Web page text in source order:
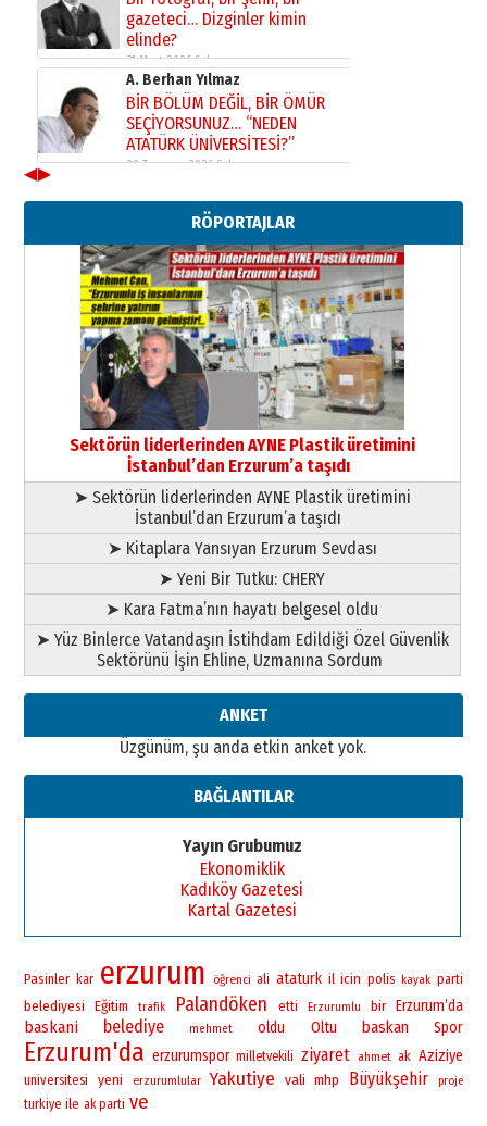
gazeteci… Dizginler kimin
elinde?
31 Mart 2026 Salı
A. Berhan Yılmaz
BİR BÖLÜM DEĞİL, BİR ÖMÜR
SEÇİYORSUNUZ… “NEDEN
ATATÜRK ÜNİVERSİTESİ?”
28 Temmuz 2026 Salı
Ahmed Yesevi’den bir Alperen…
”Reisimiz” idi… Hakka yürüdü.!
26 Mart 2026 Perşembe
Cem Bakırcı
Ardında bıraktığı hatıralarıyla
gönül adamı Faruk Terzioğlu!
13 Mayıs 2026 Çarşamba
Esat BİNDESEN
Başkan Sekmen’den Erzurum’a
bir vizyon proje daha!
02 Ağustos 2026 Pazar
◀▶
RÖPORTAJLAR
Sektörün liderlerinden AYNE Plastik üretimini
İstanbul’dan Erzurum’a taşıdı
➤ Sektörün liderlerinden AYNE Plastik üretimini
İstanbul’dan Erzurum’a taşıdı
➤ Kitaplara Yansıyan Erzurum Sevdası
➤ Yeni Bir Tutku: CHERY
➤ Kara Fatma’nın hayatı belgesel oldu
➤ Yüz Binlerce Vatandaşın İstihdam Edildiği Özel Güvenlik
Sektörünü İşin Ehline, Uzmanına Sordum
ANKET
Üzgünüm, şu anda etkin anket yok.
BAĞLANTILAR
Yayın Grubumuz
Ekonomiklik
Kadıköy Gazetesi
Kartal Gazetesi
Pasinler kar erzurum öğrenci ali ataturk il icin polis kayak parti
belediyesi Eğitim trafik Palandöken etti Erzurumlu bir Erzurum’da
baskani belediye mehmet oldu Oltu baskan Spor
Erzurum'da erzurumspor milletvekili ziyaret ahmet ak Aziziye
universitesi yeni erzurumlular Yakutiye vali mhp Büyükşehir proje
turkiye ile ak parti ve